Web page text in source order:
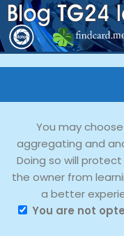
You may
aggregating and
Doing so will
the owner from
a better
You are not